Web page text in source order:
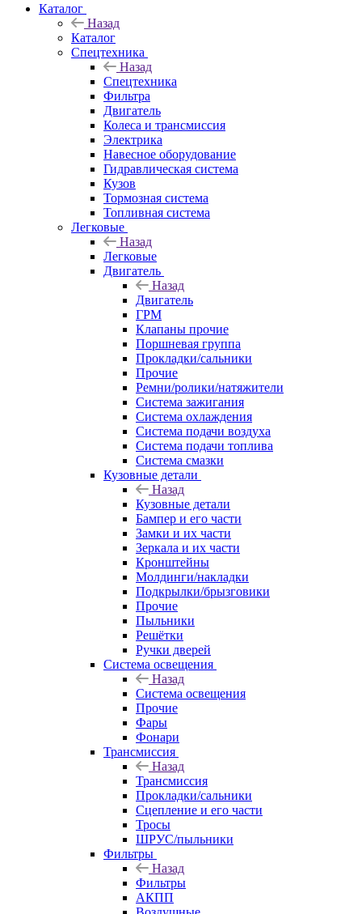
Каталог
Назад
Каталог
Спецтехника
Назад
Спецтехника
Фильтра
Двигатель
Колеса и трансмиссия
Электрика
Навесное оборудование
Гидравлическая система
Кузов
Тормозная система
Топливная система
Легковые
Назад
Легковые
Двигатель
Назад
Двигатель
ГРМ
Клапаны прочие
Поршневая группа
Прокладки/сальники
Прочие
Ремни/ролики/натяжители
Система зажигания
Система охлаждения
Система подачи воздуха
Система подачи топлива
Система смазки
Кузовные детали
Назад
Кузовные детали
Бампер и его части
Замки и их части
Зеркала и их части
Кронштейны
Молдинги/накладки
Подкрылки/брызговики
Прочие
Пыльники
Решётки
Ручки дверей
Система освещения
Назад
Система освещения
Прочие
Фары
Фонари
Трансмиссия
Назад
Трансмиссия
Прокладки/сальники
Сцепление и его части
Тросы
ШРУС/пыльники
Фильтры
Назад
Фильтры
АКПП